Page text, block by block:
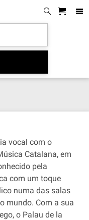
vocal com o
Catalana, em
pela
com um toque
numa das salas
mundo. Com a sua
o Palau de la